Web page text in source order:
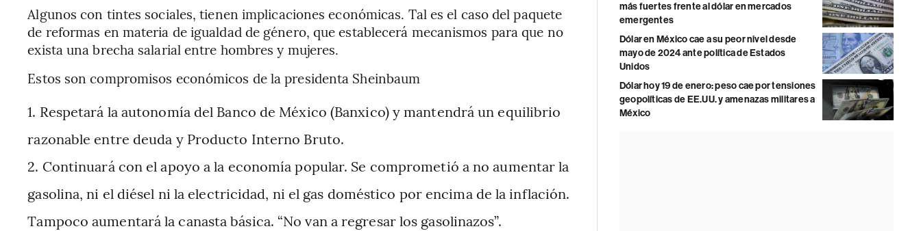
Algunos con tintes sociales, tienen implicaciones económicas. Tal es el caso del paquete
de reformas en materia de igualdad de género, que establecerá mecanismos para que no
exista una brecha salarial entre hombres y mujeres.
Estos son compromisos económicos de la presidenta Sheinbaum
Respetará la autonomía del Banco de México (Banxico) y mantendrá un equilibrio
razonable entre deuda y Producto Interno Bruto.
Continuará con el apoyo a la economía popular. Se comprometió a no aumentar la
gasolina, ni el diésel ni la electricidad, ni el gas doméstico por encima de la inflación.
Tampoco aumentará la canasta básica. “No van a regresar los gasolinazos”.
más fuertes frente al dólar en mercados
emergentes
Dólar en México cae a su peor nivel desde
mayo de 2024 ante política de Estados
Unidos
Dólar hoy 19 de enero: peso cae por tensiones
geopolíticas de EE.UU. y amenazas militares a
México